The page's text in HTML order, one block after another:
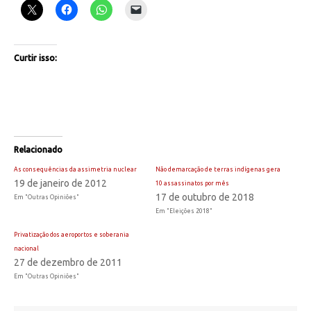
Curtir isso:
Relacionado
As consequências da assimetria nuclear
19 de janeiro de 2012
Em "Outras Opiniões"
Não demarcação de terras indígenas gera
10 assassinatos por mês
17 de outubro de 2018
Em "Eleições 2018"
Privatização dos aeroportos e soberania
nacional
27 de dezembro de 2011
Em "Outras Opiniões"